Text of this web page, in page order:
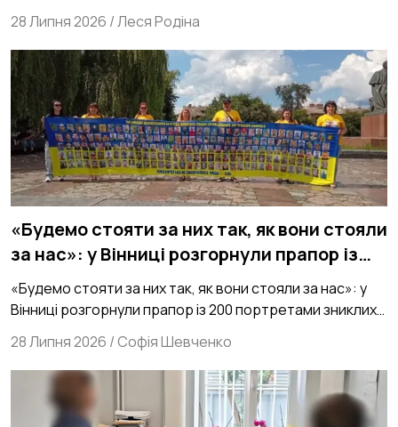
28 Липня 2026 /Леся Родіна
«Будемо стояти за них так, як вони стояли
за нас»: у Вінниці розгорнули прапор із
200 портретами зниклих безвісти
захисників зі 154 ОМБр
«Будемо стояти за них так, як вони стояли за нас»: у
Вінниці розгорнули прапор із 200 портретами зниклих
28 Липня 2026 / Софія Шевченко